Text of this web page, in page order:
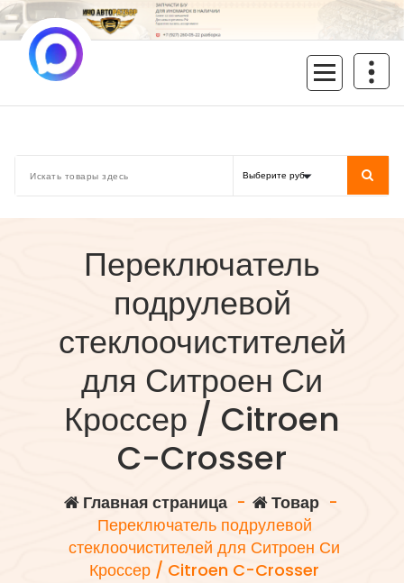
Перейти
к
содержимому
Переключатель
подрулевой
стеклоочистителей
для Ситроен Си
Кроссер / Citroen
C-Crosser
Главная страница- Товар-
Переключатель подрулевой
стеклоочистителей для Ситроен Си
Кроссер / Citroen C-Crosser